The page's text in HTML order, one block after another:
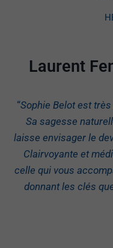
Laurent
“Sophie Belot est
Sa sagesse
laisse envisager le
Clairvoyante et
celle qui vous
donnant les clés